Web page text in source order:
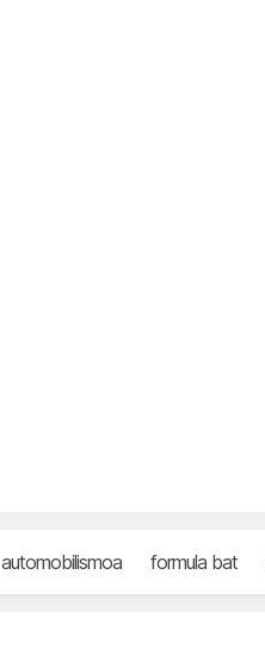
automobilismoa formula bat